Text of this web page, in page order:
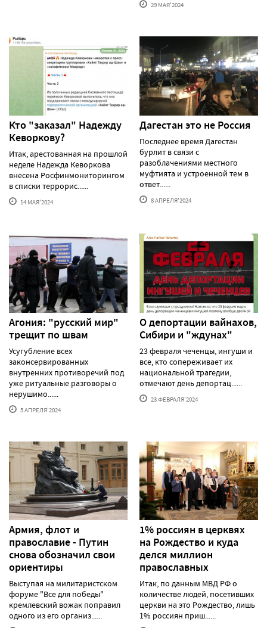
29 МАЯ'2024
Кто "заказал" Надежду
Кеворкову?
Итак, арестованная на прошлой
неделе Надежда Кеворкова
внесена Росфинмониторингом
в списки террорис......
14 МАЯ'2024
Дагестан это не Россия
Последнее время Дагестан
бурлит в связи с
разоблачениями местного
муфтията и устроенной тем в
ответ......
8 АПРЕЛЯ'2024
Агония: "русский мир"
трещит по швам
Усугубление всех
законсервированных
внутренних противоречий под
уже ритуальные разговоры о
нерушимо......
5 АПРЕЛЯ'2024
О депортации вайнахов,
Сибири и "ждунах"
23 февраля чеченцы, ингуши и
все, кто сопереживает их
национальной трагедии,
отмечают день депортац......
23 ФЕВРАЛЯ'2024
Армия, флот и
православие - Путин
снова обозначил свои
ориентиры
Выступая на милитаристском
форуме "Все для победы"
кремлевский вожак поправил
одного из его организ......
1% россиян в церквях
на Рождество и куда
делся миллион
православных
Итак, по данным МВД РФ о
количестве людей, посетивших
церкви на это Рождество, лишь
1% россиян приш......